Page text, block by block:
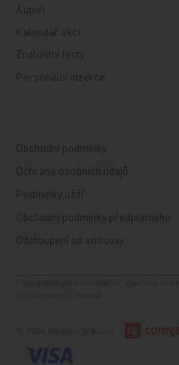
Autoři
Kalendář akcí
Znalostní testy
Personální inzerce
Obchodní podmínky
Ochrana osobních údajů
Podmínky užití
Obchodní podmínky předplatného
Odstoupení od smlouvy